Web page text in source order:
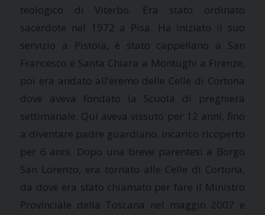
teologico di Viterbo. Era stato ordinato
sacerdote nel 1972 a Pisa. Ha iniziato il suo
servizio a Pistoia, è stato cappellano a San
Francesco e Santa Chiara a Montughi a Firenze,
poi era andato all’eremo delle Celle di Cortona
dove aveva fondato la Scuola di preghiera
settimanale. Qui aveva vissuto per 12 anni, fino
a diventare padre guardiano, incarico ricoperto
per 6 anni. Dopo una breve parentesi a Borgo
San Lorenzo, era tornato alle Celle di Cortona,
da dove era stato chiamato per fare il Ministro
Provinciale della Toscana nel maggio 2007 e